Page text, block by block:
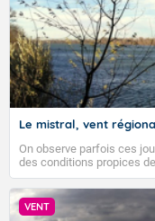
Le mistral, vent
On observe parfois ces
des conditions propices
Quelles sont ses
turbulent et généralement
de 50 km/h et atteindre
parcourt la basse vallée
VENT